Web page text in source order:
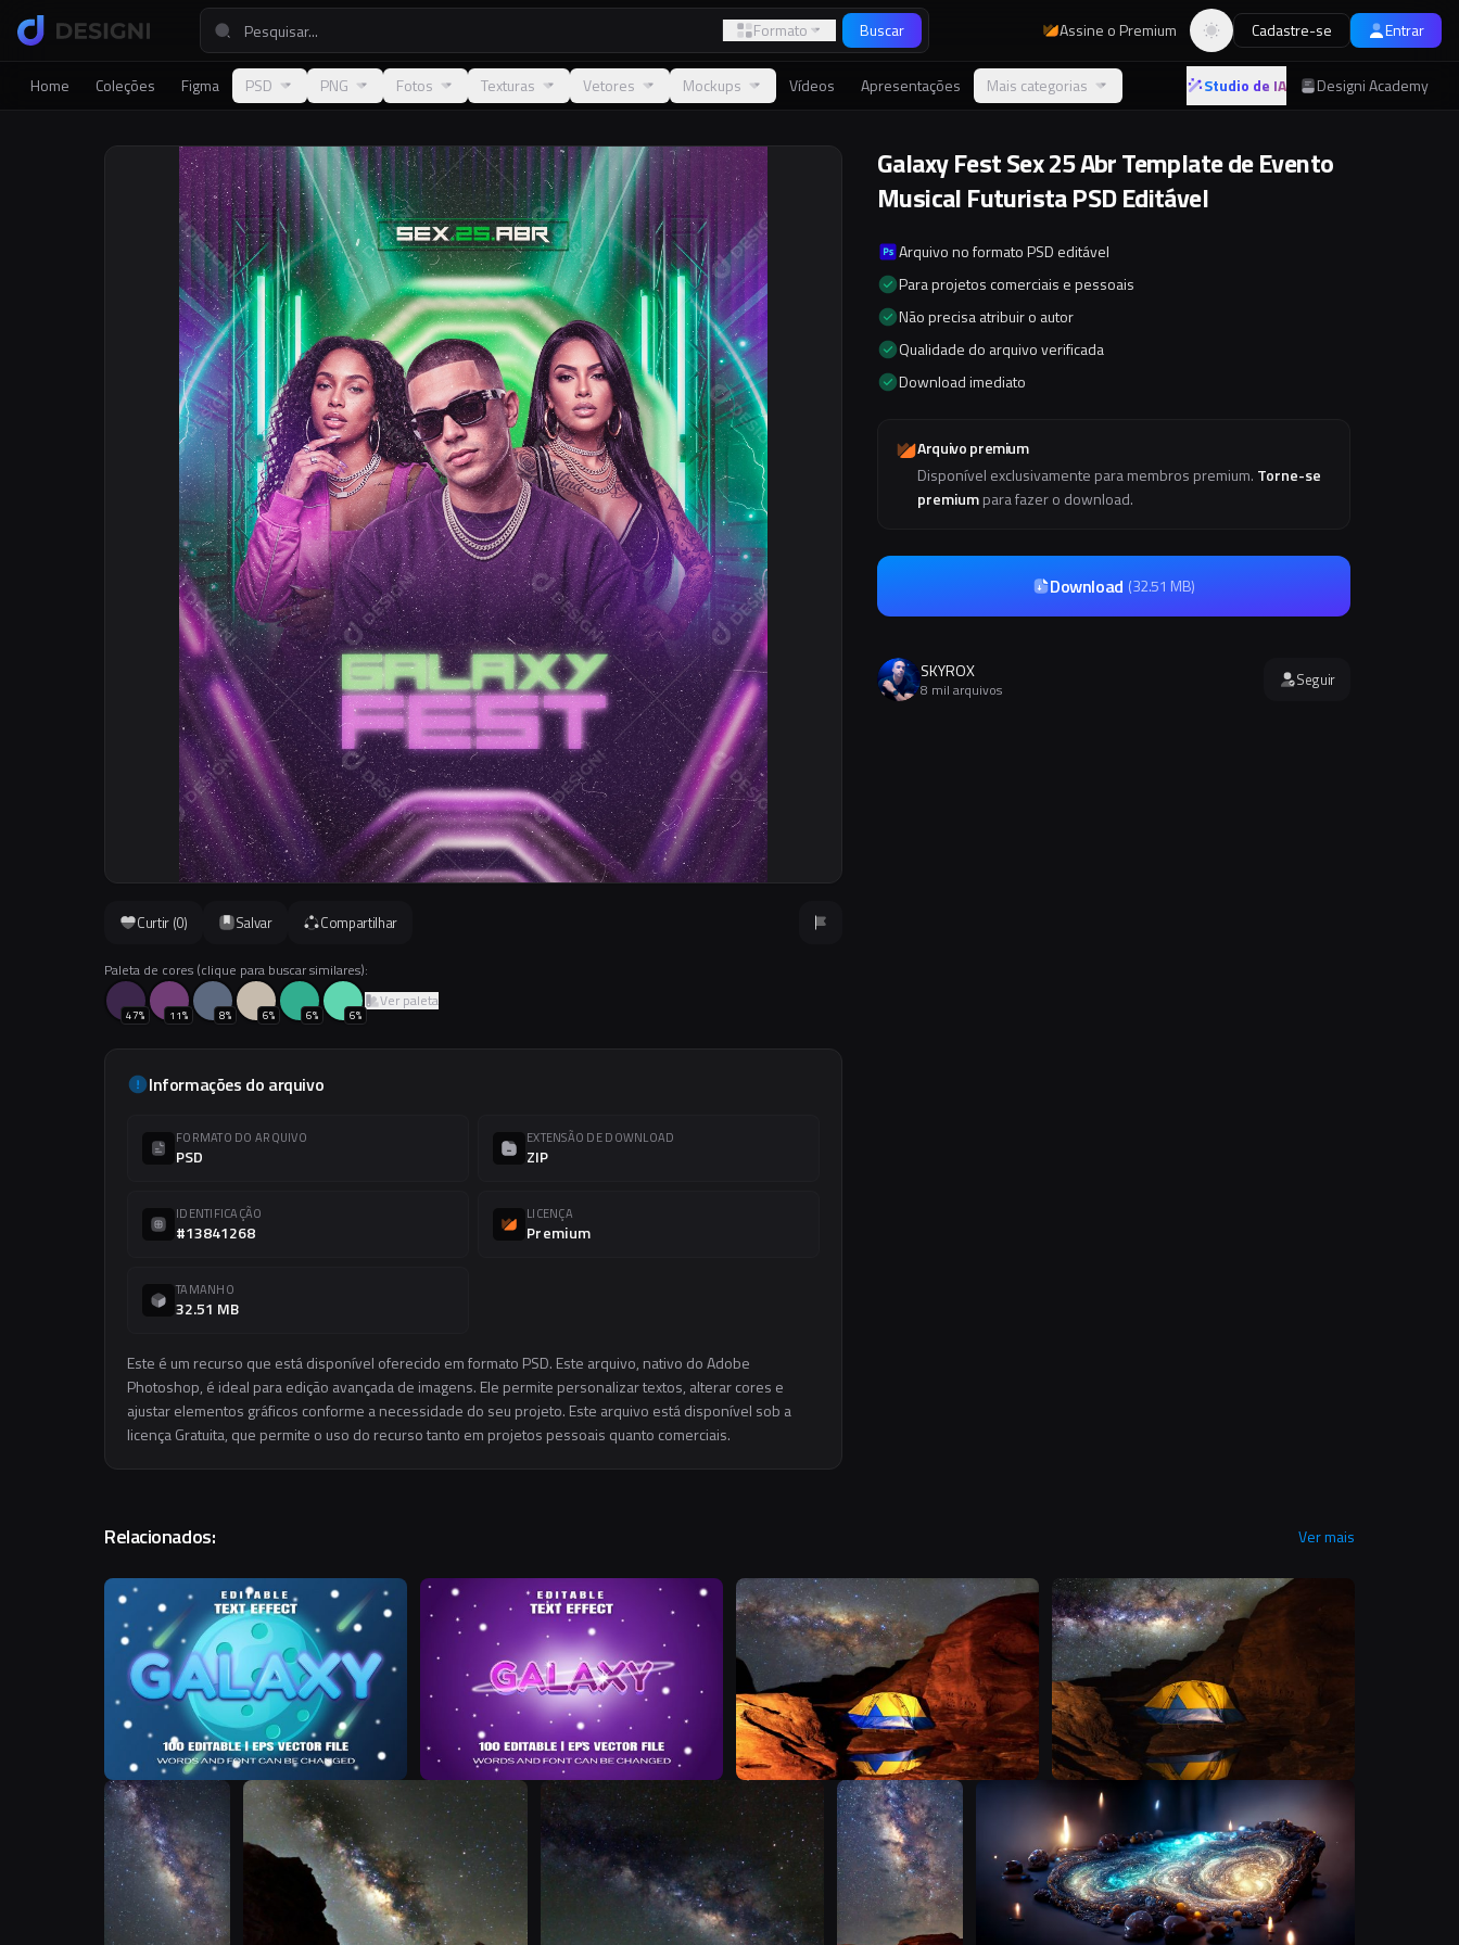
Formato Buscar Assine o Premium Alternar tema
Cadastre-se Entrar
Home Coleções Figma PSD PNG Fotos Texturas Vetores Mockups Vídeos Apresentações Mais categorias Studio de IA Designi Academy
Curtir (0) Salvar Compartilhar
Paleta de cores (clique para buscar similares):
47% 11% 8% 6% 6% 6%
Ver paleta
Informações do arquivo
FORMATO DO ARQUIVO
PSD
EXTENSÃO DE DOWNLOAD
ZIP
IDENTIFICAÇÃO
#13841268
LICENÇA
Premium
TAMANHO
32.51 MB
Este é um recurso que está disponível oferecido em formato PSD. Este arquivo, nativo do Adobe
Photoshop, é ideal para edição avançada de imagens. Ele permite personalizar textos, alterar cores e
ajustar elementos gráficos conforme a necessidade do seu projeto. Este arquivo está disponível sob a
licença Gratuita, que permite o uso do recurso tanto em projetos pessoais quanto comerciais.
Galaxy Fest Sex 25 Abr Template de Evento
Musical Futurista PSD Editável
Arquivo no formato PSD editável
Para projetos comerciais e pessoais
Não precisa atribuir o autor
Qualidade do arquivo verificada
Download imediato
Arquivo premium
Disponível exclusivamente para membros premium. Torne-se
premiumpara fazer o download.
Download (32.51 MB)
SKYROX
8 mil arquivos Seguir
Relacionados: Ver mais
R
T T